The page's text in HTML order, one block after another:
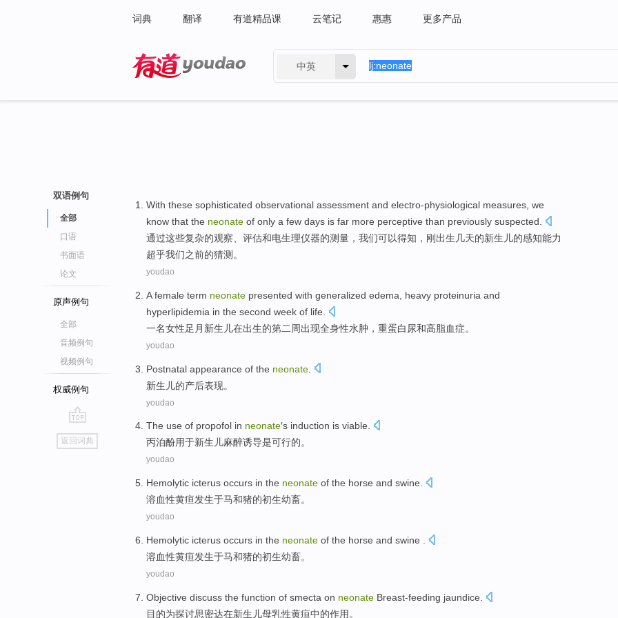
词典 翻译 有道精品课 云笔记 惠惠 更多产品
中英
双语例句
全部
口语
书面语
论文
原声例句
全部
音频例句
视频例句
权威例句
go
top
返回词典
With these sophisticated observational assessment and electro-physiological measures we
know that the neonate of only a few days is far more perceptive than previously suspected
通过这些复杂的观察、 评估和电生理仪器的测量 ， 我们可以得知 ，刚出生 几天的新生儿的感知能力
超乎我们之前的猜测。
youdao
A female term neonate presented with generalized edema heavy proteinuria and
hyperlipidemia in the second week of life.
一名女性足月 新生儿在出生的第二 周出现全身性水肿 ， 重蛋白尿和高脂血症。
youdao
Postnatal appearance of the neonate
新生儿的产后表现。
youdao
The use of propofol in neonate′s induction is viable.
丙泊酚用于新生儿麻醉诱导是可行的。
youdao
Hemolytic icterus occurs in the neonate of the horse and swine
溶血性黄疸发生于马和猪的初生幼畜。
youdao
Hemolytic icterus occurs in the neonate of the horse and swine
溶血性黄疸发生于马和猪的初生幼畜。
youdao
Objective discuss the function of smecta on neonate Breast-feeding jaundice
目的为探讨思密达在新生儿母乳性黄疸中的作用 。